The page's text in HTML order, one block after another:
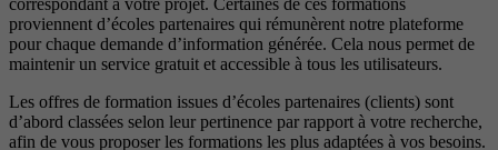
proviennent d’écoles partenaires qui rémunèrent notre plateforme
pour chaque demande d’information générée. Cela nous permet de
maintenir un service gratuit et accessible à tous les utilisateurs.
Les offres de formation issues d’écoles partenaires (clients) sont
d’abord classées selon leur pertinence par rapport à votre recherche,
afin de vous proposer les formations les plus adaptées à vos besoins.